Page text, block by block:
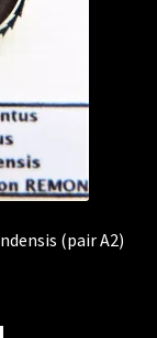
(pair A2)